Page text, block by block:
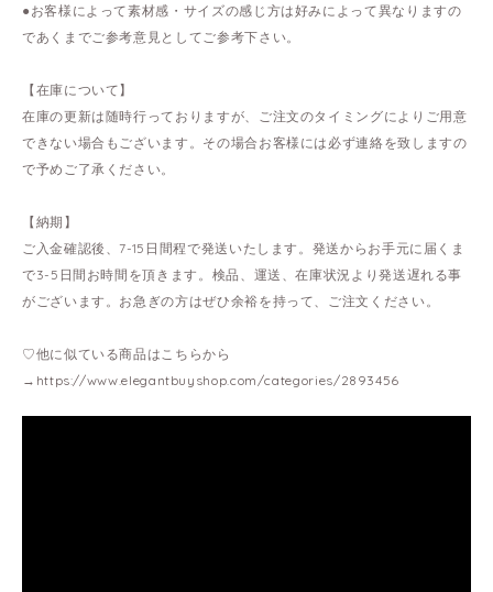
●お客様によって素材感・サイズの感じ方は好みによって異なりますの
であくまでご参考意見としてご参考下さい。
【在庫について】
在庫の更新は随時行っておりますが、ご注文のタイミングによりご用意
できない場合もございます。その場合お客様には必ず連絡を致しますの
で予めご了承ください。
【納期】
ご入金確認後、7-15日間程で発送いたします。発送からお手元に届くま
で3-5日間お時間を頂きます。検品、運送、在庫状況より発送遅れる事
がございます。お急ぎの方はぜひ余裕を持って、ご注文ください。
♡他に似ている商品はこちらから
→ https://www.elegantbuyshop.com/categories/2893456